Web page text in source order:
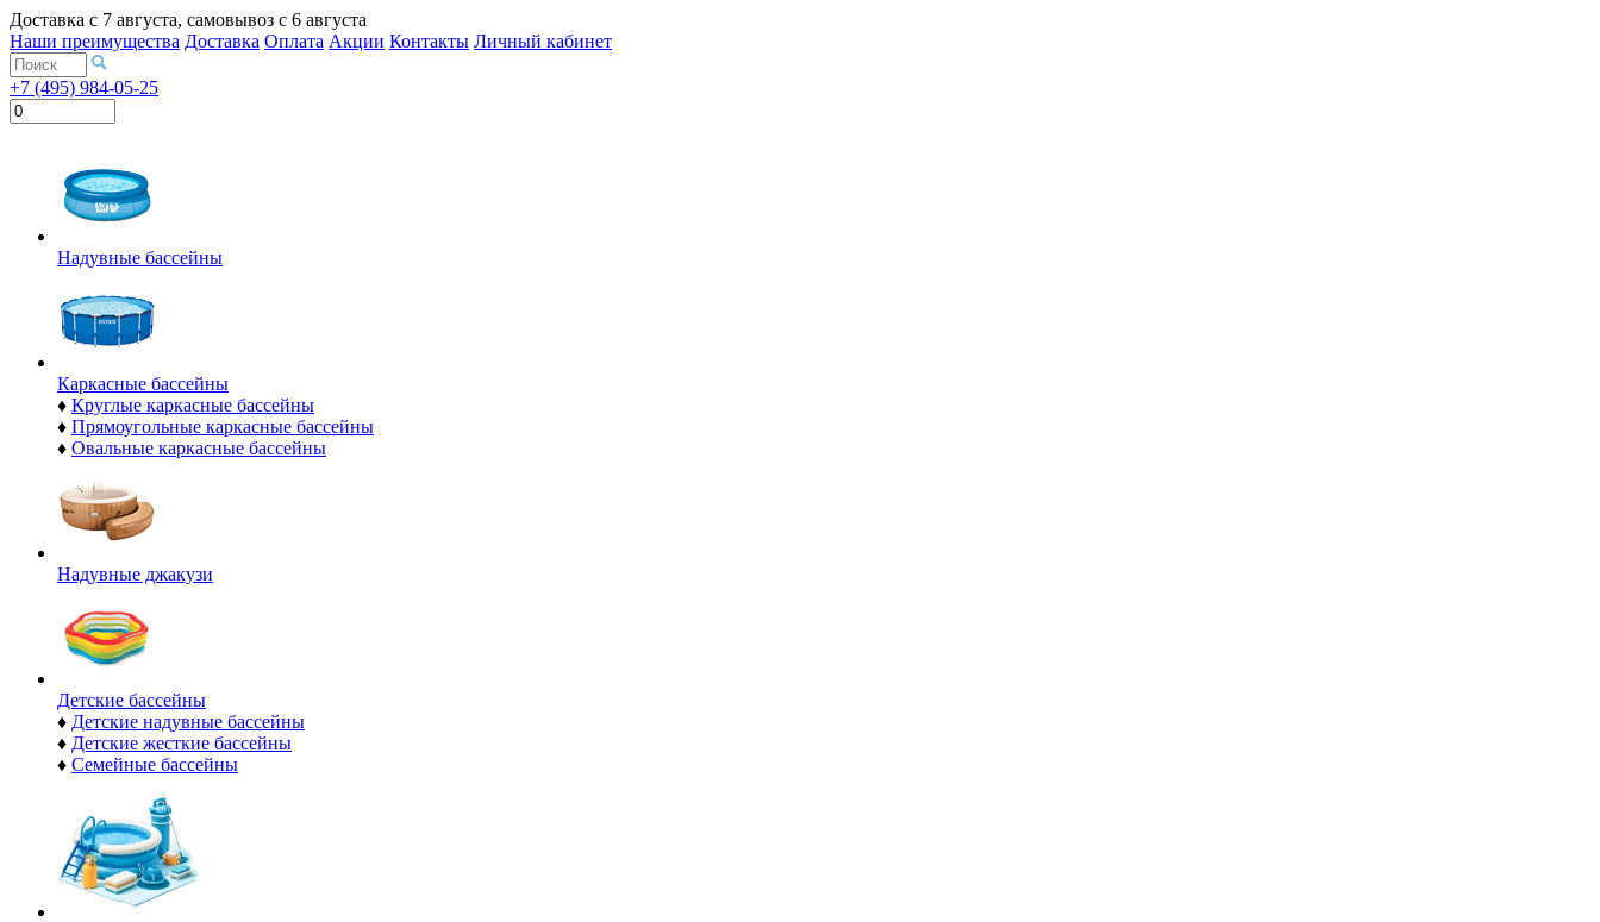
Доставка с 7 августа, самовывоз с 6 августа
Наши преимущества Доставка Оплата Акции Контакты Личный кабинет
+7 (495) 984-05-25
Надувные бассейны
Каркасные бассейны
♦ Круглые каркасные бассейны
♦ Прямоугольные каркасные бассейны
♦ Овальные каркасные бассейны
Надувные джакузи
Детские бассейны
♦ Детские надувные бассейны
♦ Детские жесткие бассейны
♦ Семейные бассейны